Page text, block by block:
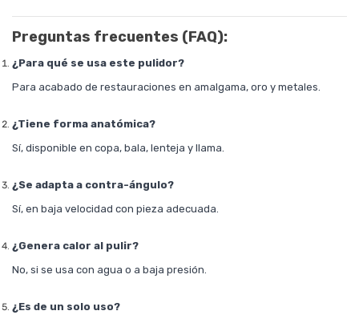
Preguntas frecuentes (FAQ):
¿Para qué se usa este pulidor?
Para acabado de restauraciones en amalgama, oro y metales.
¿Tiene forma anatómica?
Sí, disponible en copa, bala, lenteja y llama.
¿Se adapta a contra-ángulo?
Sí, en baja velocidad con pieza adecuada.
¿Genera calor al pulir?
No, si se usa con agua o a baja presión.
¿Es de un solo uso?